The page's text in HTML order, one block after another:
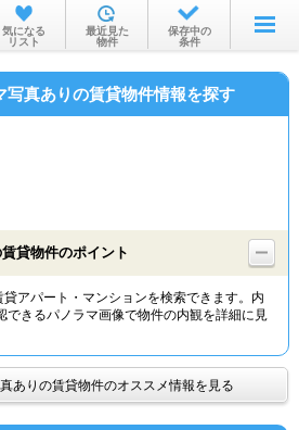
お部屋を探す
沿線・駅から
物件特集から
TOP
気になる
リスト
最近見た
物件
保存中の
条件
写真ありの賃貸物件情報を探す
貸物件のポイント
アパート・マンションを検索できます。内
できるパノラマ画像で物件の内観を詳細に見
ありの賃貸物件のオススメ情報を見る